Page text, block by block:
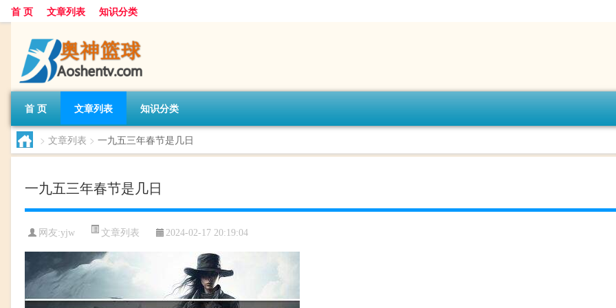
首 页 文章列表 知识分类
首 页 文章列表 知识分类
> 文章列表 > 一九五三年春节是几日
一九五三年春节是几日
网友:yjw 文章列表 2024-02-17 20:19:04